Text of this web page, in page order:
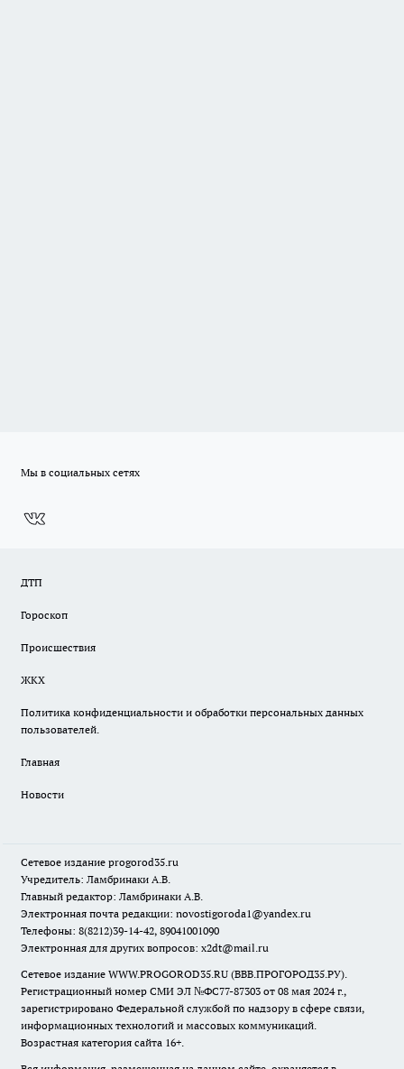
Мы в социальных сетях
ДТП
Гороскоп
Происшествия
ЖКХ
Политика конфиденциальности и обработки персональных данных
пользователей.
Главная
Новости
Сетевое издание progorod35.ru
Учредитель: Ламбринаки А.В.
Главный редактор: Ламбринаки А.В.
Электронная почта редакции: novostigoroda1@yandex.ru
Телефоны: 8(8212)39-14-42, 89041001090
Электронная для других вопросов: x2dt@mail.ru
Сетевое издание WWW.PROGOROD35.RU (ВВВ.ПРОГОРОД35.РУ).
Регистрационный номер СМИ ЭЛ №ФС77-87303 от 08 мая 2024 г.,
зарегистрировано Федеральной службой по надзору в сфере связи,
информационных технологий и массовых коммуникаций.
Возрастная категория сайта 16+.